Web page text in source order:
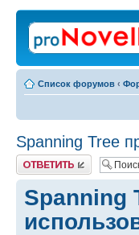
Список форумов ‹
Spanning Tree
Ответить
Spanning